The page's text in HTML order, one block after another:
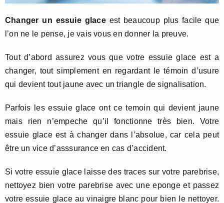
Changer un essuie glaceest beaucoup plus facile que
l’on ne le pense, je vais vous en donner la preuve.
Tout d’abord assurez vous que votre essuie glace est a
changer, tout simplement en regardant le témoin d’usure
qui devient tout jaune avec un triangle de signalisation.
Parfois les essuie glace ont ce temoin qui devient jaune
mais rien n’empeche qu’il fonctionne très bien. Votre
essuie glace est à changer dans l’absolue, car cela peut
être un vice d’asssurance en cas d’accident.
Si votre essuie glace laisse des traces sur votre parebrise,
nettoyez bien votre parebrise avec une eponge et passez
votre essuie glace au vinaigre blanc pour bien le nettoyer.